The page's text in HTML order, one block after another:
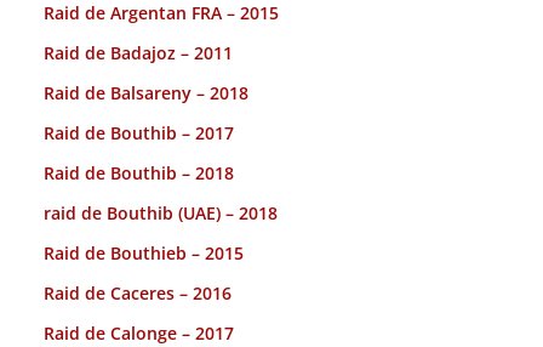
Raid de Argentan FRA – 2015
Raid de Badajoz – 2011
Raid de Balsareny – 2018
Raid de Bouthib – 2017
Raid de Bouthib – 2018
raid de Bouthib (UAE) – 2018
Raid de Bouthieb – 2015
Raid de Caceres – 2016
Raid de Calonge – 2017